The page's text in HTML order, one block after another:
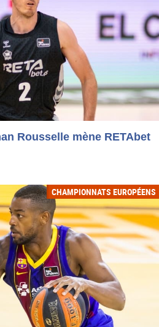
Rousselle mène RETAbet
CHAMPIONNATS EUROPÉENS